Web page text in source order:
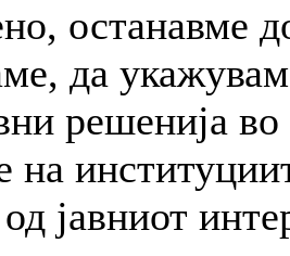
останавме
да
решенија
на
јавниот